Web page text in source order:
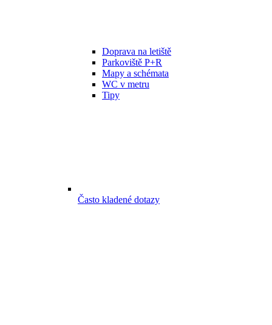
Doprava na letiště
Parkoviště P+R
Mapy a schémata
WC v metru
Tipy
Často kladené dotazy